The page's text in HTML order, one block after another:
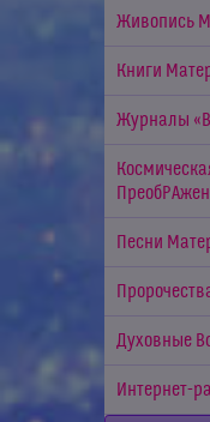
Живопись
Книги
Журналы
Песни
Духовные
Интернет-